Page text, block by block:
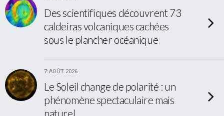
Des scientifiques découvrent 73
caldeiras volcaniques cachées
sous le plancher océanique
7 AOÛT 2026
Le Soleil change de polarité : un
phénomène spectaculaire mais
naturel